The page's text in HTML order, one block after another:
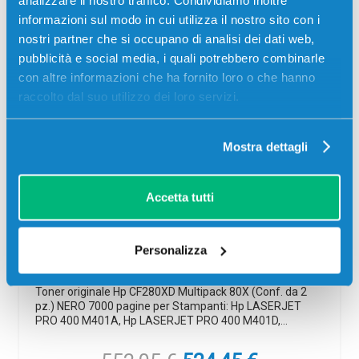
informazioni sul modo in cui utilizza il nostro sito con i
nostri partner che si occupano di analisi dei dati web,
pubblicità e social media, i quali potrebbero combinarle
con altre informazioni che ha fornito loro o che hanno
raccolto dal suo utilizzo dei loro servizi.
Mostra dettagli
Accetta tutti
Personalizza
-5%
Toner originale Hp CF280XD Multipack
Toner originale Hp CF280XD Multipack 80X (Conf. da 2
pz.) NERO 7000 pagine per Stampanti: Hp LASERJET
PRO 400 M401A, Hp LASERJET PRO 400 M401D,…